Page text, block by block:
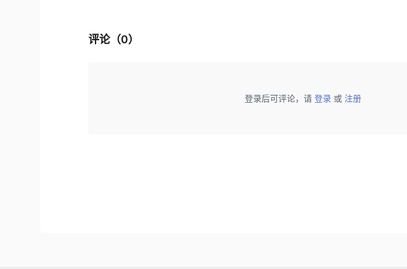
评论（0）
登录后可评论，请 登录 或 注册